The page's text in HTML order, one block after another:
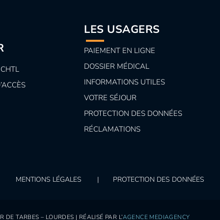
le 06 août 2026
MEDICALE - H/F -
LES USAGERS
PAIEMENT EN LIGNE
DOSSIER MÉDICAL
INFORMATIONS UTILES
VOTRE SÉJOUR
PROTECTION DES DONNÉES
RÉCLAMATIONS
MENTIONS LÉGALES | PROTECTION DES DONNÉES
TARBES – LOURDES | RÉALISÉ PAR L’AGENCE MEDIAGENCY